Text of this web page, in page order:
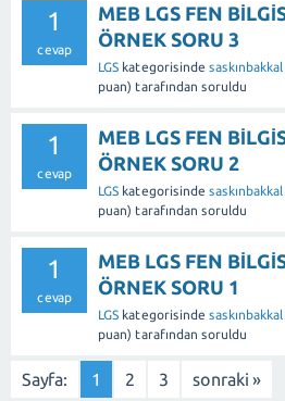
1
cevap
MEB LGS FEN
ÖRNEK SORU 3
LGS kategorisinde saskınbakkal
puan) tarafından soruldu
1
cevap
MEB LGS FEN
ÖRNEK SORU 2
LGS kategorisinde saskınbakkal
puan) tarafından soruldu
1
cevap
MEB LGS FEN
ÖRNEK SORU 1
LGS kategorisinde saskınbakkal
puan) tarafından soruldu
Sayfa: 1 2 3 sonraki »